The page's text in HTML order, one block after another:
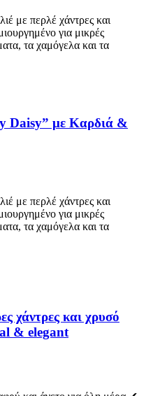
με περλέ χάντρες και
για μικρές
τα χαμόγελα και τα
Daisy” με Καρδιά &
με περλέ χάντρες και
για μικρές
τα χαμόγελα και τα
χάντρες και χρυσό
& elegant